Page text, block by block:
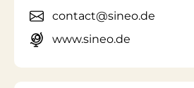
contact@sineo.de
www.sineo.de